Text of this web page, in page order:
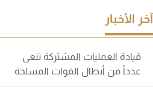
آخر الأخبار
قيادة العمليات المشتركة تنعى
عدداً من أبطال القوات المسلحة